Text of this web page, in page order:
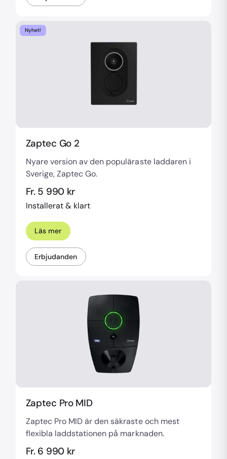
Nyhet!
Zaptec Go 2
Nyare version av den populäraste laddaren i
Sverige, Zaptec Go.
Fr. 5 990 kr
Installerat & klart
Läs mer
Erbjudanden
Zaptec Pro MID
Zaptec Pro MID är den säkraste och mest
flexibla laddstationen på marknaden.
Fr. 6 990 kr